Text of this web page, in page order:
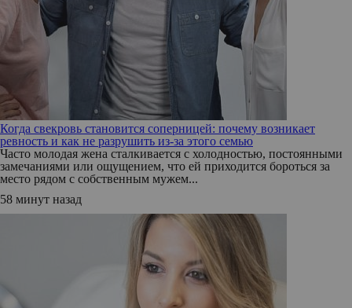
Когда свекровь становится соперницей: почему возникает
ревность и как не разрушить из-за этого семью
Часто молодая жена сталкивается с холодностью, постоянными
замечаниями или ощущением, что ей приходится бороться за
место рядом с собственным мужем...
58 минут назад